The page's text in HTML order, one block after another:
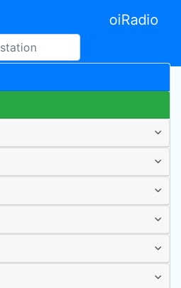
oiRadio